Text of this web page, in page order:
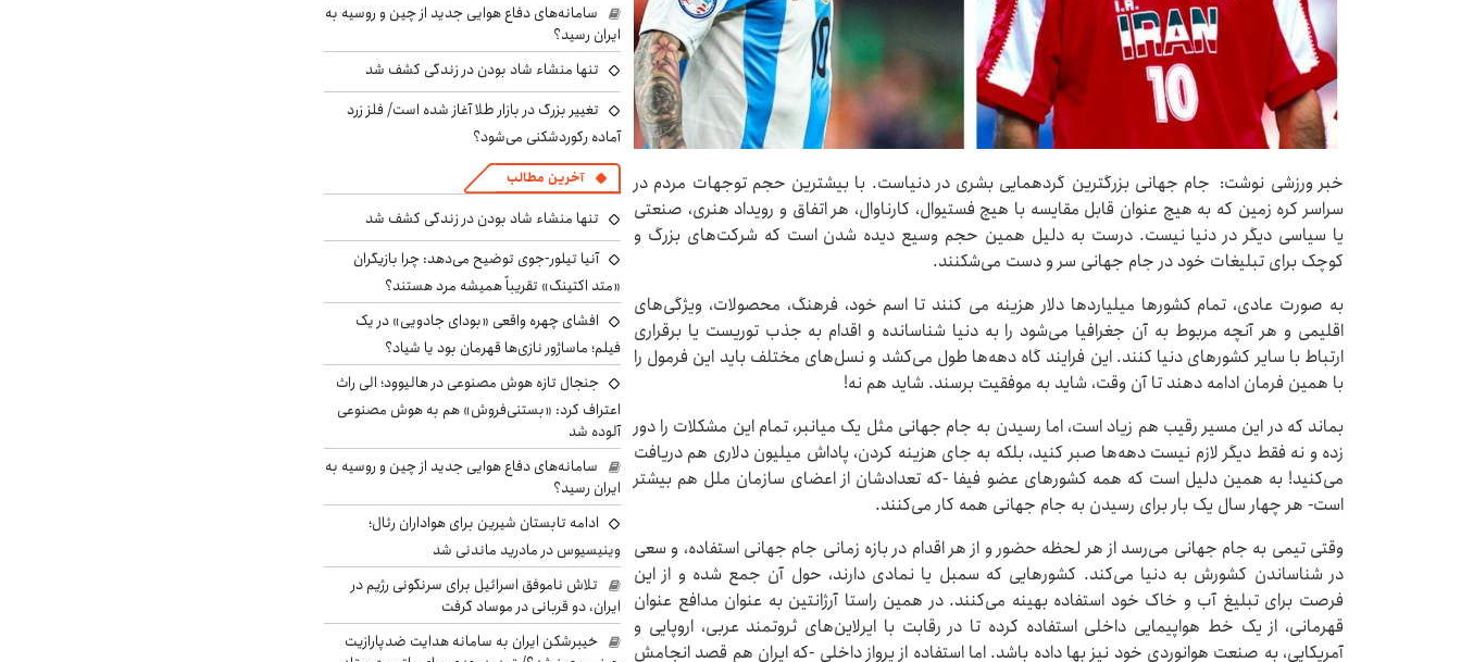
خبر ورزشی نوشت: جام جهانی بزرگترین گردهمایی بشری در دنیاست. با بیشترین حجم توجهات مردم در
سراسر کره زمین که به هیچ عنوان قابل مقایسه با هیچ فستیوال، کارناوال، هر اتفاق و رویداد هنری، صنعتی
یا سیاسی دیگر در دنیا نیست. درست به دلیل همین حجم وسیع دیده شدن است که شرکت‌های بزرگ و
کوچک برای تبلیغات خود در جام جهانی سر و دست می‌شکنند.
به صورت عادی، تمام کشورها میلیاردها دلار هزینه می کنند تا اسم خود، فرهنگ، محصولات، ویژگی‌های
اقلیمی و هر آنچه مربوط به آن جغرافیا می‌شود را به دنیا شناسانده و اقدام به جذب توریست یا برقراری
ارتباط با سایر کشورهای دنیا کنند. این فرایند گاه دهه‌ها طول می‌کشد و نسل‌های مختلف باید این فرمول را
با همین فرمان ادامه دهند تا آن وقت، شاید به موفقیت برسند. شاید هم نه!
بماند که در این مسیر رقیب هم زیاد است، اما رسیدن به جام جهانی مثل یک میانبر، تمام این مشکلات را دور
زده و نه فقط دیگر لازم نیست دهه‌ها صبر کنید، بلکه به جای هزینه کردن، پاداش میلیون دلاری هم دریافت
می‌کنید! به همین دلیل است که همه کشورهای عضو فیفا -که تعدادشان از اعضای سازمان ملل هم بیشتر
است- هر چهار سال یک بار برای رسیدن به جام جهانی همه کار می‌کنند.
وقتی تیمی به جام جهانی می‌رسد از هر لحظه حضور و از هر اقدام در بازه زمانی جام جهانی استفاده، و سعی
در شناساندن کشورش به دنیا می‌کند. کشورهایی که سمبل یا نمادی دارند، حول آن جمع شده و از این
فرصت برای تبلیغ آب و خاک خود استفاده بهینه می‌کنند. در همین راستا آرژانتین به عنوان مدافع عنوان
قهرمانی، از یک خط هواپیمایی داخلی استفاده کرده تا در رقابت با ایرلاین‌های ثروتمند عربی، اروپایی و
آمریکایی، به صنعت هوانوردی خود نیز بها داده باشد. اما استفاده از پرواز داخلی -که ایران هم قصد انجامش
سامانه‌های دفاع هوایی جدید از چین و روسیه به
ایران رسید؟
تنها منشاء شاد بودن در زندگی کشف شد
تغییر بزرگ در بازار طلا آغاز شده است/ فلز زرد
آماده رکوردشکنی می‌شود؟
آخرین مطالب
تنها منشاء شاد بودن در زندگی کشف شد
آنیا تیلور-جوی توضیح می‌دهد: چرا بازیگران
«متد اکتینگ» تقریباً همیشه مرد هستند؟
افشای چهره واقعی «بودای جادویی» در یک
فیلم؛ ماساژور نازی‌ها قهرمان بود یا شیاد؟
جنجال تازه هوش مصنوعی در هالیوود؛ الی راث
اعتراف کرد: «بستنی‌فروش» هم به هوش مصنوعی
آلوده شد
سامانه‌های دفاع هوایی جدید از چین و روسیه به
ایران رسید؟
ادامه تابستان شیرین برای هواداران رئال؛
وینیسیوس در مادرید ماندنی شد
تلاش ناموفق اسرائیل برای سرنگونی رژیم در
ایران، دو قربانی در موساد گرفت
خیبرشکن ایران به سامانه هدایت ضدپارازیت